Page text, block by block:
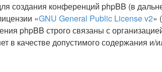
создания конференций phpBB (в
«GNU General Public License v2»
phpBB строго связаны с
в качестве допустимого содержания